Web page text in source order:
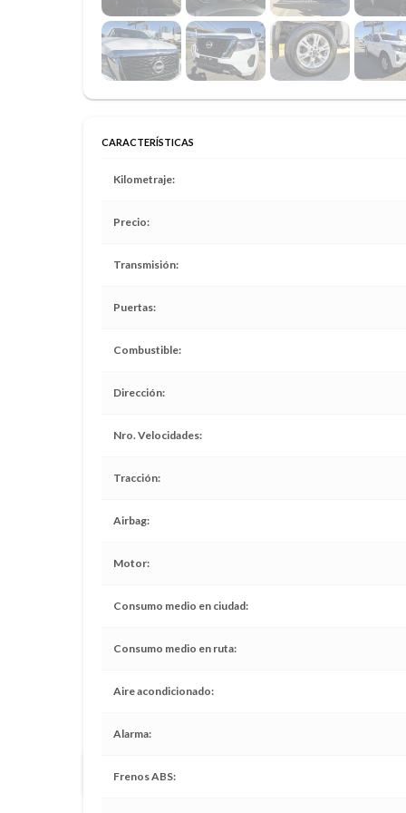
CARACTERÍSTICAS
Kilometraje
Precio
Transmisión
Puertas
Combustible
Dirección
Nro. Velocidades
Tracción
Airbag
Motor
Consumo medio en ciudad
Consumo medio en ruta
Aire acondicionado
Alarma
Frenos ABS
Todos los servicios realizados en tiempo y forma